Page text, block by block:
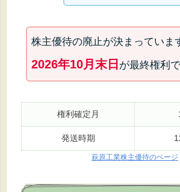
株主優待の廃止が決まっていま
2026年10月末日 が最終権利で
権利確定月
発送時期
萩原工業株主優待のページ